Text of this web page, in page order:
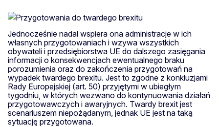
Jednocześnie nadal wspiera ona administracje w ich
własnych przygotowaniach i wzywa wszystkich
obywateli i przedsiębiorstwa UE do dalszego zasięgania
informacji o konsekwencjach ewentualnego braku
porozumienia oraz do zakończenia przygotowań na
wypadek twardego brexitu. Jest to zgodne z konkluzjami
Rady Europejskiej (art. 50) przyjętymi w ubiegłym
tygodniu, w których wezwano do kontynuowania działań
przygotowawczych i awaryjnych. Twardy brexit jest
scenariuszem niepożądanym, jednak UE jest na taką
sytuację przygotowana.